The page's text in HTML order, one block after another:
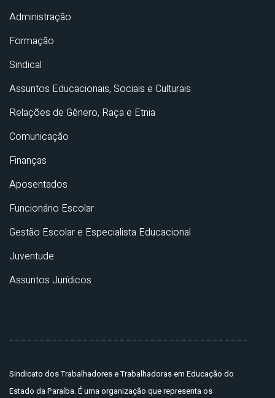
Administração
Formação
Sindical
Assuntos Educacionais, Sociais e Culturais
Relações de Gênero, Raça e Etnia
Comunicação
Finanças
Aposentados
Funcionário Escolar
Gestão Escolar e Especialista Educacional
Juventude
Assuntos Jurídicos
Sindicato dos Trabalhadores e Trabalhadoras em Educação do
Estado da Paraíba. É uma organização que representa os